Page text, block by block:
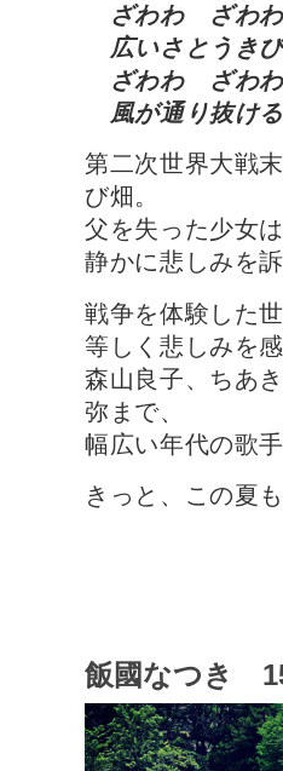
ざわわ ざわ
広いさとうき
ざわわ ざわ
風が通り抜け
第二次世界大戦
び畑。
父を失った少女
静かに悲しみを
戦争を体験した
等しく悲しみを
森山良子、ちあ
弥まで、
幅広い年代の歌
きっと、この夏
飯國なつき